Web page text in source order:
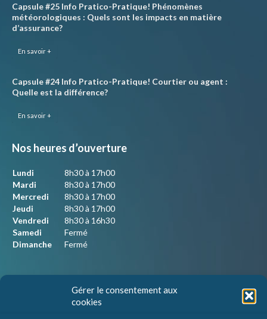
Gérer le consentement aux
cookies
Capsule #25 Info Pratico-Pratique! Phénomènes
météorologiques : Quels sont les impacts en matière
d’assurance?
En savoir +
Capsule #24 Info Pratico-Pratique! Courtier ou agent :
Quelle est la différence?
En savoir +
Nos heures d’ouverture
Lundi
8h30 à 17h00
Mardi
8h30 à 17h00
Mercredi
8h30 à 17h00
Jeudi
8h30 à 17h00
Vendredi
8h30 à 16h30
Samedi
Fermé
Dimanche
Fermé
Nous joindre